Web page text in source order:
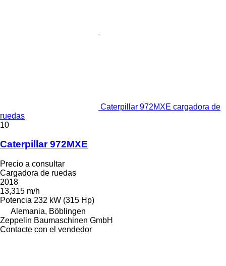
Caterpillar 972MXE cargadora de
ruedas
10
Caterpillar 972MXE
Precio a consultar
Cargadora de ruedas
2018
13,315 m/h
Potencia 232 kW (315 Hp)
Alemania, Böblingen
Zeppelin Baumaschinen GmbH
Contacte con el vendedor